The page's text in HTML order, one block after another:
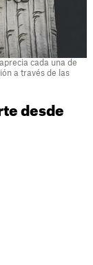
cada una de
a través de las
desde